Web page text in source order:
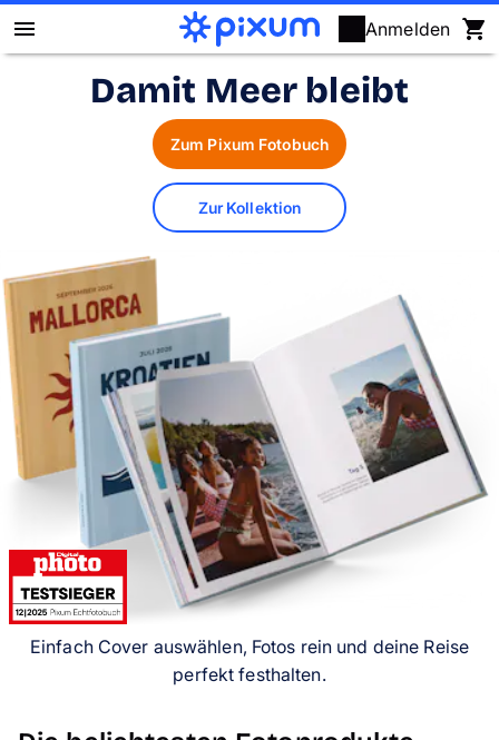
Anmelden
Pixum Fotobuch
Fotokalender
Fotogeschenke
Fotopuzzle
Grußkarten
Handyhüllen
Anlässe
Service
Damit Meer bleibt
Einfach Cover auswählen, Fotos rein und deine Reise
perfekt festhalten.
Zum Pixum Fotobuch
Zur Kollektion